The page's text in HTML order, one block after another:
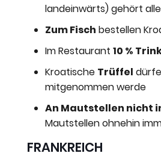
landeinwärts) gehört
Zum Fisch bestellen
Im Restaurant 10 %
Kroatische Trüffel
mitgenommen werde
An Mautstellen nicht
Mautstellen ohnehin
FRANKREICH